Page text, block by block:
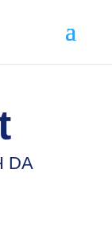
DA